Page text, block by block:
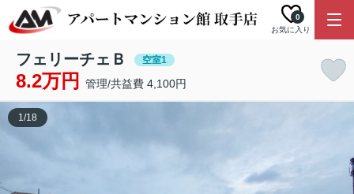
お気に入り
0
フェリーチェＢ 空室1
8.2万円 管理/共益費 4,100円
1/18